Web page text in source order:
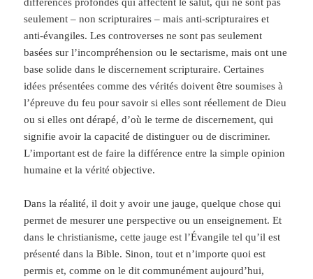
seulement – non scripturaires – mais anti-scripturaires et
anti-évangiles. Les controverses ne sont pas seulement
basées sur l’incompréhension ou le sectarisme, mais ont une
base solide dans le discernement scripturaire. Certaines
idées présentées comme des vérités doivent être soumises à
l’épreuve du feu pour savoir si elles sont réellement de Dieu
ou si elles ont dérapé, d’où le terme de discernement, qui
signifie avoir la capacité de distinguer ou de discriminer.
L’important est de faire la différence entre la simple opinion
humaine et la vérité objective.
Dans la réalité, il doit y avoir une jauge, quelque chose qui
permet de mesurer une perspective ou un enseignement. Et
dans le christianisme, cette jauge est l’Évangile tel qu’il est
présenté dans la Bible. Sinon, tout et n’importe quoi est
permis et, comme on le dit communément aujourd’hui,